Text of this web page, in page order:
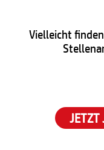
Vielleicht
JETZT